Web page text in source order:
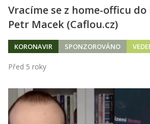
Vracíme se z home-officu
Petr Macek (Caflou.cz)
KORONAVIR SPONZOROVÁNO
Před 5 roky